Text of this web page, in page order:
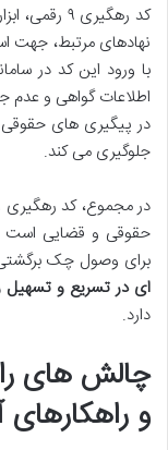
کد رهگیری
نهادهای مرتبط، جهت
با ورود این کد در
اطلاعات گواهی و عدم
در پیگیری های حقوقی
جلوگیری می کند.
حقوقی و قضایی است و
برای وصول چک
ای در تسریع و تسهیل
دارد.
چالش های
و راهکارهای